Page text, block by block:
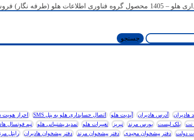
– شرکتی – تولیدی ...
هادیران آدرس هادیران آپدیت هلو اتصال حسابداری هلو به پنل SMS احراز هویت
نت بلک لیست بورس مرند تبریز تغییرات هلو تمدید پشتیبانی هلو تیم فوتسال
دولت دفتر پیشخوان مجیدی دفتر پیشخوان مرند دفتر پیشخوان هادیران رایتل